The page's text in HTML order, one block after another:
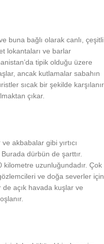
buna bağlı olarak canlı, çeşitli
lokantaları ve barlar
tipik olduğu üzere
ancak kutlamalar sabahın
sıcak bir şekilde karşılanır
çıkar.
akbabalar gibi yırtıcı
dürbün de şarttır.
kilometre uzunluğundadır. Çok
ve doğa severler için
açık havada kuşlar ve